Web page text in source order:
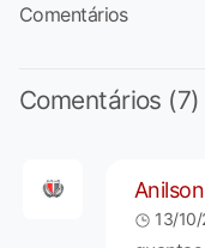
Comentários
Comentários (7)
13/